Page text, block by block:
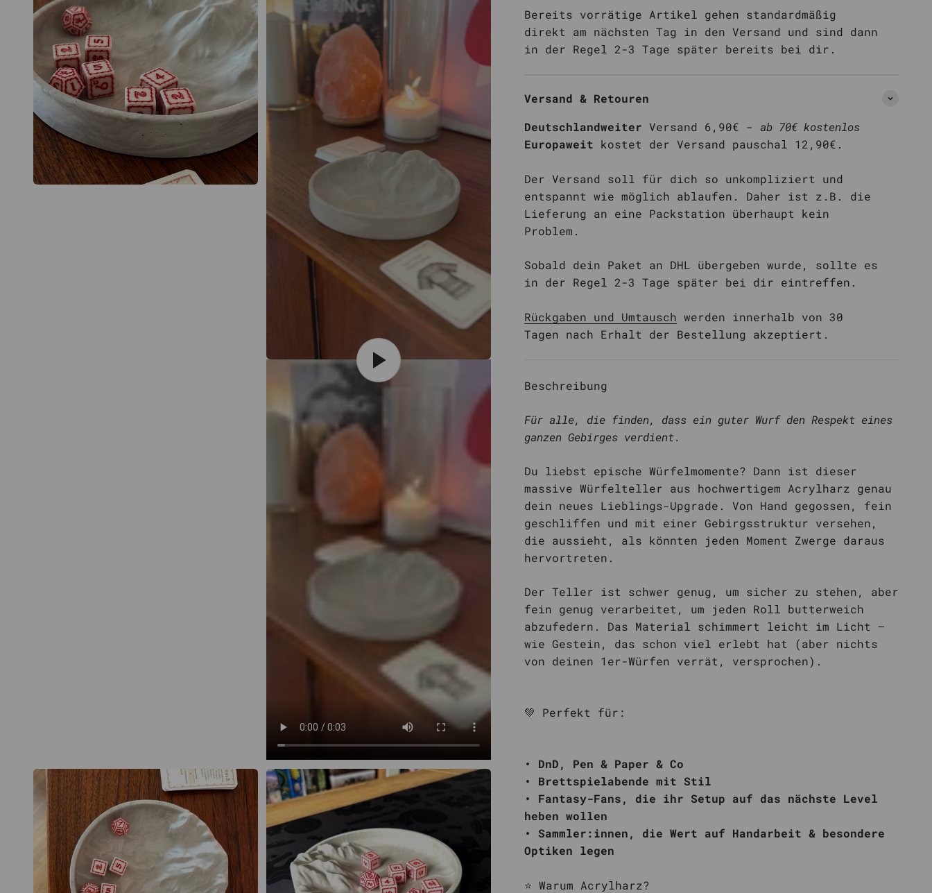
Hero Realms
Imperium:
Klassik/Legenden
Lorcana
Lost Lights
Magic
Marvel Champions
Bereits vorrätige Artikel gehen standardmäßig
direkt am nächsten Tag in den Versand und sind dann
in der Regel 2-3 Tage später bereits bei dir.
Versand & Retouren
Deutschlandweiter Versand 6,90€ - ab 70€ kostenlos
Europaweit kostet der Versand pauschal 12,90€.
Der Versand soll für dich so unkompliziert und
entspannt wie möglich ablaufen. Daher ist z.B. die
Lieferung an eine Packstation überhaupt kein
Problem.
Sobald dein Paket an DHL übergeben wurde, sollte es
in der Regel 2-3 Tage später bei dir eintreffen.
Rückgaben und Umtausch werden innerhalb von 30
Tagen nach Erhalt der Bestellung akzeptiert.
Beschreibung
Für alle, die finden, dass ein guter Wurf den Respekt eines
ganzen Gebirges verdient.
Du liebst epische Würfelmomente? Dann ist dieser
massive Würfelteller aus hochwertigem Acrylharz genau
dein neues Lieblings-Upgrade. Von Hand gegossen, fein
geschliffen und mit einer Gebirgsstruktur versehen,
die aussieht, als könnten jeden Moment Zwerge daraus
hervortreten.
Der Teller ist schwer genug, um sicher zu stehen, aber
fein genug verarbeitet, um jeden Roll butterweich
abzufedern. Das Material schimmert leicht im Licht –
wie Gestein, das schon viel erlebt hat (aber nichts
von deinen 1er-Würfen verrät, versprochen).
💚 Perfekt für:
• DnD, Pen & Paper & Co
• Brettspielabende mit Stil
• Fantasy-Fans, die ihr Setup auf das nächste Level
heben wollen
• Sammler:innen, die Wert auf Handarbeit & besondere
Optiken legen
⭐ Warum Acrylharz?